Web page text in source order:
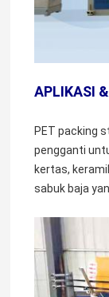
APLIKASI
PET packing
pengganti
kertas,
sabuk baja